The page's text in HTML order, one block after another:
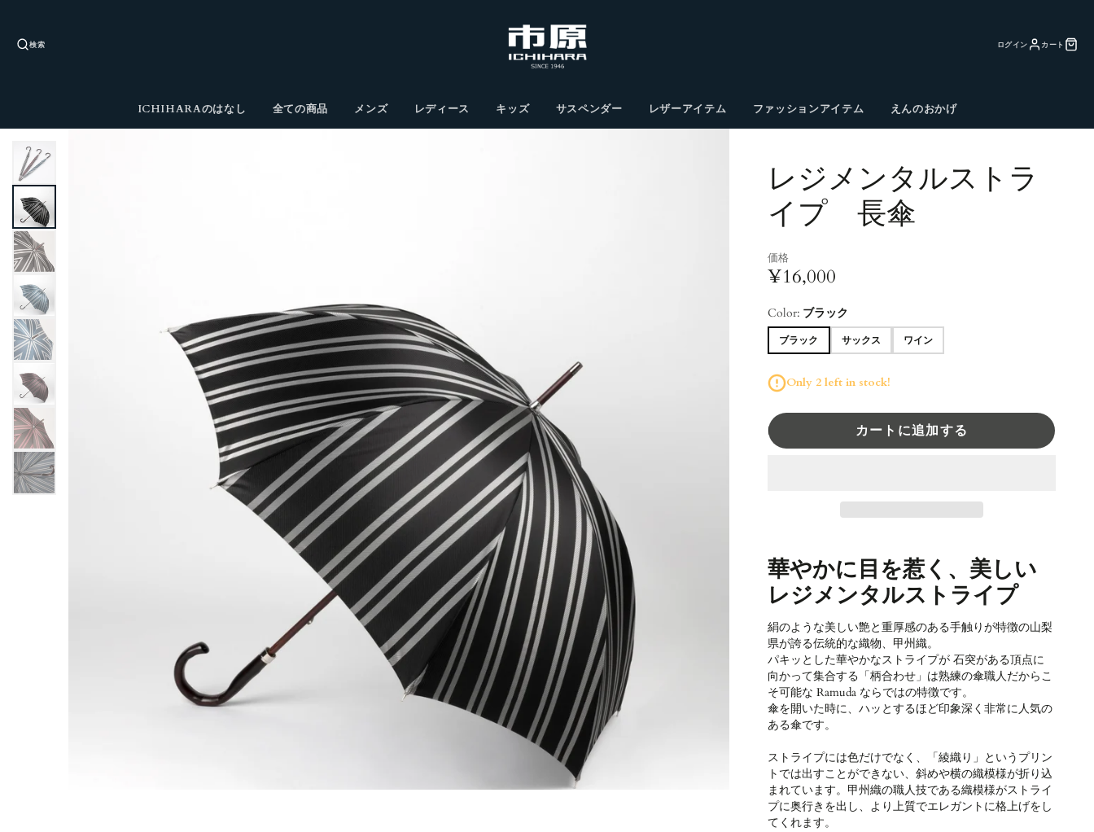
検索 ログイン カート
ICHIHARAのはなし 全ての商品 メンズ レディース キッズ サスペンダー レザーアイテム ファッションアイテム えんのおかげ
レジメンタルストラ
イプ 長傘
価格
¥16,000
Color: ブラック
ブラック サックス ワイン
Only 2 left in stock!
カートに追加する
華やかに目を惹く、美しい
レジメンタルストライプ
絹のような美しい艶と重厚感のある手触りが特徴の山梨
県が誇る伝統的な織物、甲州織。
パキッとした華やかなストライプが 石突がある頂点に
向かって集合する「柄合わせ」は熟練の傘職人だからこ
そ可能な Ramuda ならではの特徴です。
傘を開いた時に、ハッとするほど印象深く非常に人気の
ある傘です。
ストライプには色だけでなく、「綾織り」というプリン
トでは出すことができない、斜めや横の織模様が折り込
まれています。甲州織の職人技である織模様がストライ
プに奥行きを出し、より上質でエレガントに格上げをし
てくれます。